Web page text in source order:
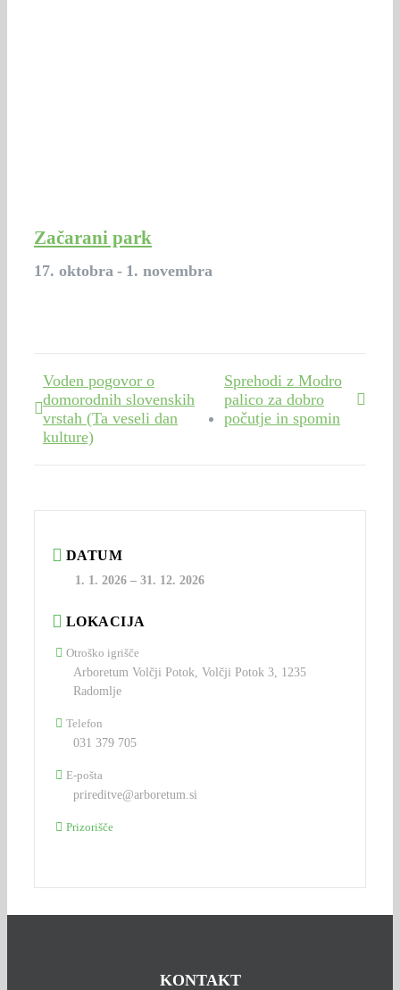
Začarani park
17. oktobra - 1. novembra
Voden pogovor o
domorodnih slovenskih
vrstah (Ta veseli dan
kulture)
Sprehodi z Modro
palico za dobro
počutje in spomin
DATUM
1. 1. 2026– 31. 12. 2026
LOKACIJA
Otroško igrišče
Arboretum Volčji Potok, Volčji Potok 3, 1235
Radomlje
Telefon
031 379 705
E-pošta
prireditve@arboretum.si
Prizorišče
KONTAKT